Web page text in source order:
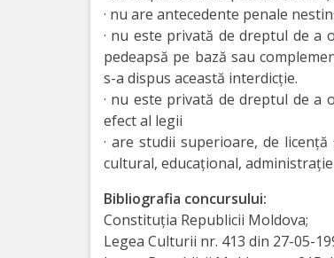
consiliului
Deciziile
consiliului
Procese-
Verbale
ședințelor
· nu are antecedente penale
· nu este privată de dreptul de a
pedeapsă pe bază sau
s-a dispus această interdicție.
· nu este privată de dreptul de a
efect al legii
· are studii superioare, de
cultural, educaţional,
Bibliografia concursului:
Constituţia Republicii Moldova;
Legea Culturii nr. 413 din 27-05-